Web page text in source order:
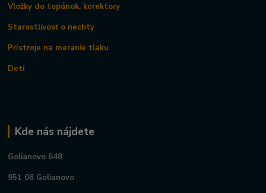
Vložky do topánok, korektory
Starostlivosť o nechty
Prístroje na meranie tlaku
Deti
Kde nás nájdete
Golianovo 648
951 08 Golianovo